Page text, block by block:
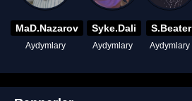
MaD.Nazarov
Aydymlary
Syke.Dali
Aydymlary
S.Beater
Aydymlary